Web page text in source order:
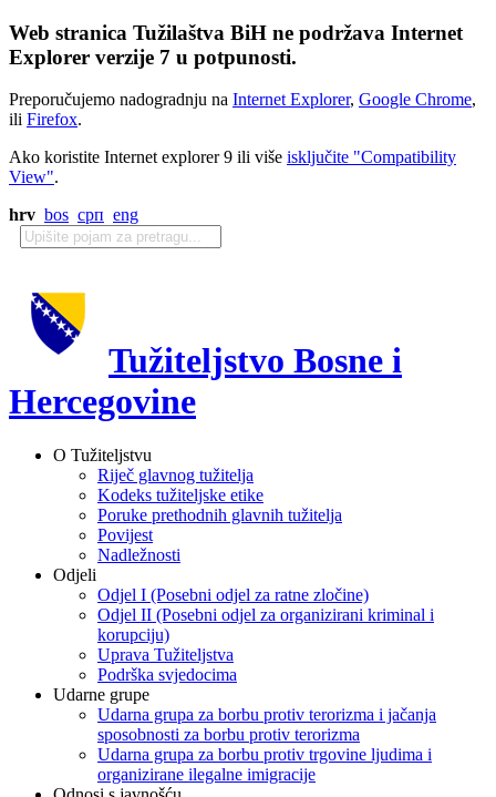
Web stranica Tužilaštva BiH ne podržava Internet
Explorer verzije 7 u potpunosti.
Preporučujemo nadogradnju na Internet Explorer, Google Chrome,
ili Firefox.
Ako koristite Internet explorer 9 ili više isključite "Compatibility
View".
hrv bos срп eng
Tužiteljstvo Bosne i
Hercegovine
O Tužiteljstvu
Riječ glavnog tužitelja
Kodeks tužiteljske etike
Poruke prethodnih glavnih tužitelja
Povijest
Nadležnosti
Odjeli
Odjel I (Posebni odjel za ratne zločine)
Odjel II (Posebni odjel za organizirani kriminal i
korupciju)
Uprava Tužiteljstva
Podrška svjedocima
Udarne grupe
Udarna grupa za borbu protiv terorizma i jačanja
sposobnosti za borbu protiv terorizma
Udarna grupa za borbu protiv trgovine ljudima i
organizirane ilegalne imigracije